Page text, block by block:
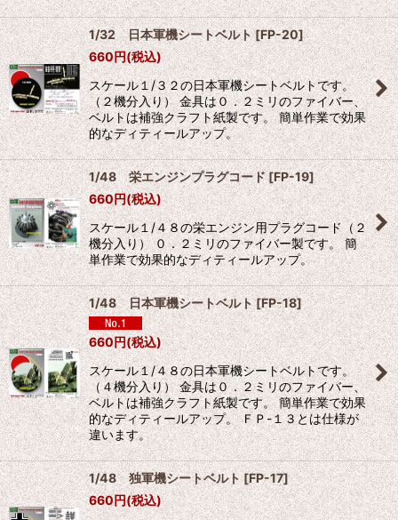
1/32 日本軍機シートベルト[FP-20]
660円(税込)
スケール１/３２の日本軍機シートベルトです。
（２機分入り） 金具は０．２ミリのファイバー、
ベルトは補強クラフト紙製です。 簡単作業で効果
的なディティールアップ。
1/48 栄エンジンプラグコード[FP-19]
660円(税込)
スケール１/４８の栄エンジン用プラグコード（２
機分入り） ０．２ミリのファイバー製です。 簡
単作業で効果的なディティールアップ。
1/48 日本軍機シートベルト[FP-18]
660円(税込)
スケール１/４８の日本軍機シートベルトです。
（４機分入り） 金具は０．２ミリのファイバー、
ベルトは補強クラフト紙製です。 簡単作業で効果
的なディティールアップ。 ＦＰ-１３とは仕様が
違います。
1/48 独軍機シートベルト [FP-17]
660円(税込)